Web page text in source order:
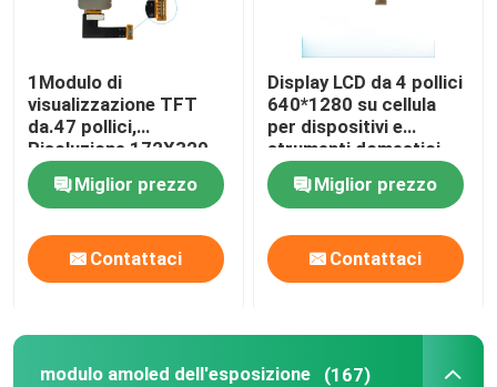
1Modulo di
visualizzazione TFT
da.47 pollici,
Risoluzione 172X320,
Interfaccia MUC SPI
600 CD/M2Miglior prezzo
Contattaci
Display LCD da 4 pollici
640*1280 su cellula
per dispositivi e
strumenti domestici
intelligenti
Miglior prezzo
Contattaci
modulo amoled dell'esposizione (167)